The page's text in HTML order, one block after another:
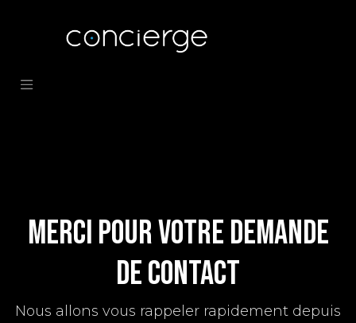
Merci pour votre demande
de contact
Nous allons vous rappeler rapidement depuis